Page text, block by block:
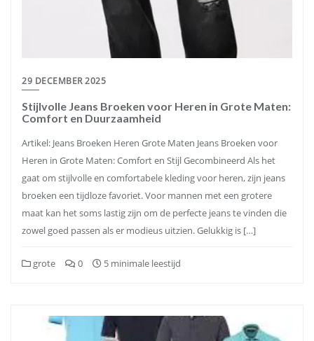
29 DECEMBER 2025
Stijlvolle Jeans Broeken voor Heren in Grote Maten:
Comfort en Duurzaamheid
Artikel: Jeans Broeken Heren Grote Maten Jeans Broeken voor
Heren in Grote Maten: Comfort en Stijl Gecombineerd Als het
gaat om stijlvolle en comfortabele kleding voor heren, zijn jeans
broeken een tijdloze favoriet. Voor mannen met een grotere
maat kan het soms lastig zijn om de perfecte jeans te vinden die
zowel goed passen als er modieus uitzien. Gelukkig is […]
grote 0 5 minimale leestijd